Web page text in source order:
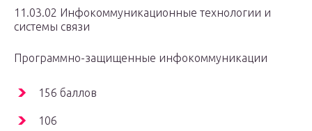
11.03.02 Инфокоммуникационные технологии и
системы связи
Программно-защищенные инфокоммуникации
156 баллов
106